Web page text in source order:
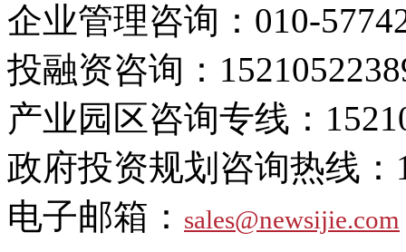
企业管理咨询： 010-
投融资咨询：
产业园区咨询专线：
政府投资规划咨询热线：
电子邮箱： sales@newsijie.com